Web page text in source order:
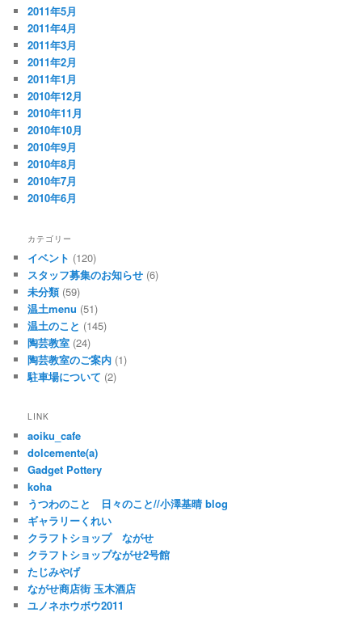
2011年5月
2011年4月
2011年3月
2011年2月
2011年1月
2010年12月
2010年11月
2010年10月
2010年9月
2010年8月
2010年7月
2010年6月
カテゴリー
イベント (120)
スタッフ募集のお知らせ (6)
未分類(59)
温土menu (51)
温土のこと (145)
陶芸教室 (24)
陶芸教室のご案内 (1)
駐車場について (2)
LINK
aoiku_cafe
dolcemente(a)
Gadget Pottery
koha
うつわのこと 日々のこと//小澤基晴 blog
ギャラリーくれい
クラフトショップ ながせ
クラフトショップながせ2号館
たじみやげ
ながせ商店街 玉木酒店
ユノネホウボウ2011